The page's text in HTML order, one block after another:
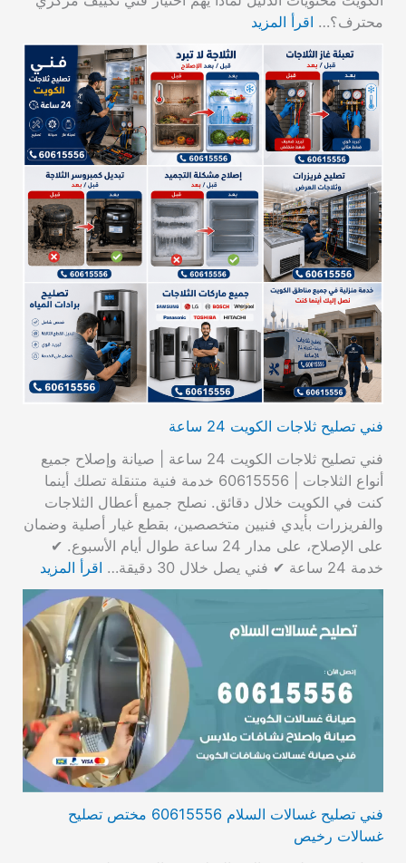
محترف؟… اقرأ المزيد
فني تصليح ثلاجات الكويت 24 ساعة
فني تصليح ثلاجات الكويت 24 ساعة | صيانة وإصلاح جميع
أنواع الثلاجات | 60615556 خدمة فنية متنقلة تصلك أينما
كنت في الكويت خلال دقائق. نصلح جميع أعطال الثلاجات
والفريزرات بأيدي فنيين متخصصين، بقطع غيار أصلية وضمان
على الإصلاح، على مدار 24 ساعة طوال أيام الأسبوع. ✔
خدمة 24 ساعة ✔ فني يصل خلال 30 دقيقة…
اقرأ المزيد
فني تصليح غسالات السلام 60615556 مختص تصليح
غسالات رخيص